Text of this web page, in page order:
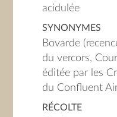
acidulée
SYNONYMES
Bovarde
du vercors,
éditée par les
du Confluent
RÉCOLTE